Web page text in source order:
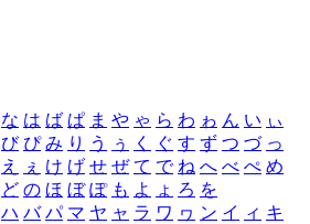
な は ば ぱ ま や ゃ ら わ ゎ ん い ぃ
び ぴ み り う ぅ く ぐ す ず つ づ っ
え ぇ け げ せ ぜ て で ね へ べ ぺ め
ど の ほ ぼ ぽ も よ ょ ろ を
ハ バ パ マ ヤ ャ ラ ワ ヮ ン イ ィ キ